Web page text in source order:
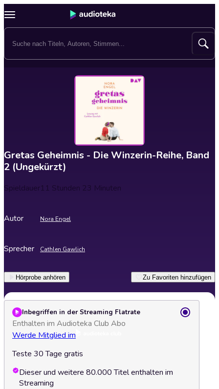
Gretas Geheimnis - Die Winzerin-Reihe, Band
2 (Ungekürzt)
Spieldauer11 Stunden 23 Minuten
Autor Nora Engel
Sprecher Cathlen Gawlich
Hörprobe anhören Zu Favoriten hinzufügen
Inbegriffen in der Streaming Flatrate
Enthalten im Audioteka Club Abo
Werde Mitglied im
Teste 30 Tage gratis
Dieser und weitere 80.000 Titel enthalten im
Streaming